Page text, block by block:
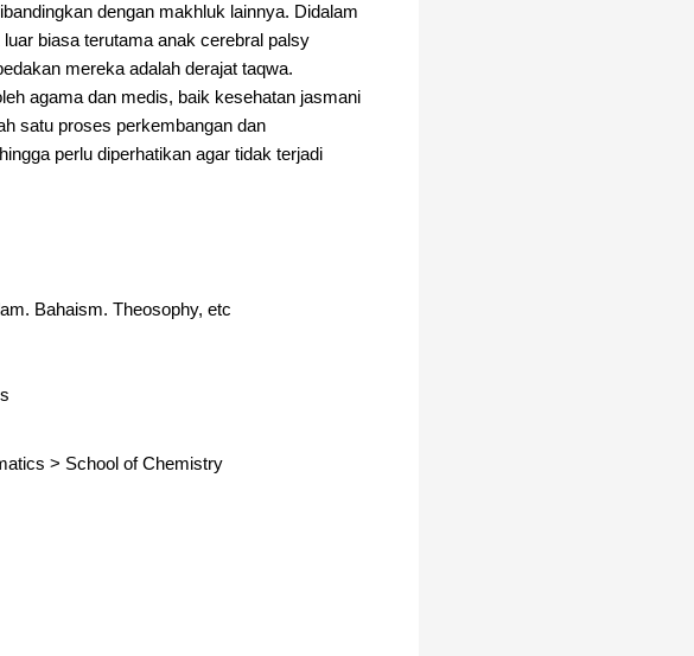
dengan makhluk lainnya. Didalam
biasa terutama anak cerebral palsy
mereka adalah derajat taqwa.
agama dan medis, baik kesehatan jasmani
satu proses perkembangan dan
perlu diperhatikan agar tidak terjadi
Bahaism. Theosophy, etc
> School of Chemistry